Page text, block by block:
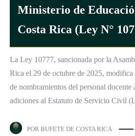
Ministerio de
Costa Rica (Ley N°
La Ley 10777, sancionada por la
Rica el 29 de octubre de 2025, modifica
de nombramientos del personal
adiciones al Estatuto de Servicio Civil
POR BUFETE DE COSTA RICA